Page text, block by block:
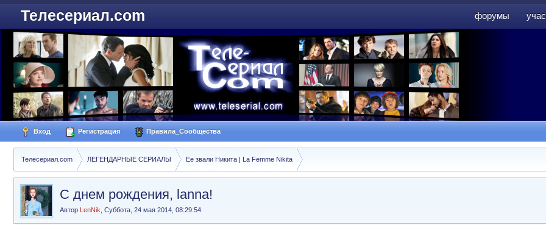
форумы
Телесериал.com
Вход Регистрация Правила_Сообщества
Телесериал.com ЛЕГЕНДАРНЫЕ СЕРИАЛЫ Ее звали Никита | La Femme Nikita
С днем рождения, lanna!
Автор LenNik Суббота, 24 мая 2014, 08:29:54